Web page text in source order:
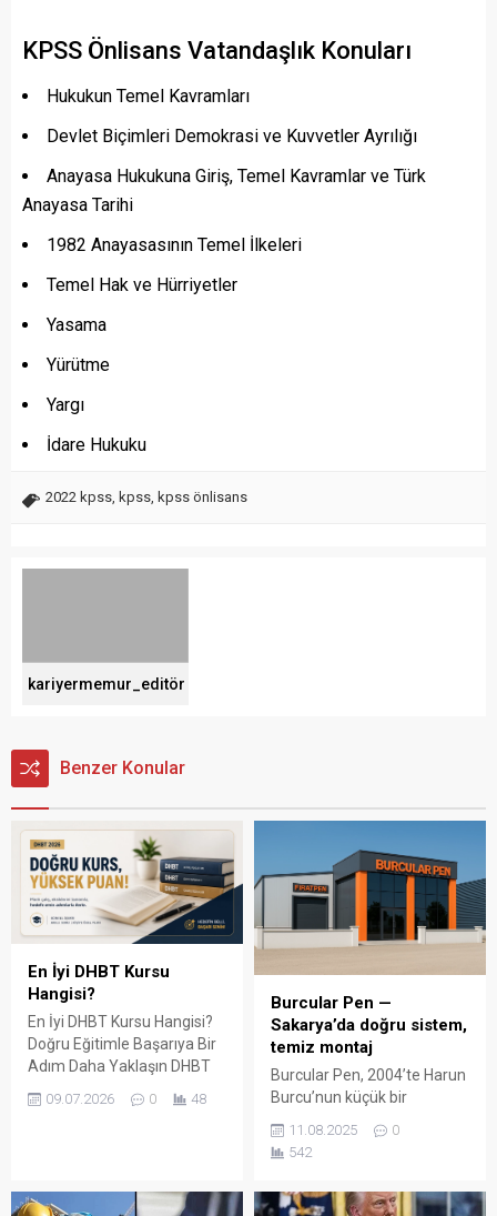
KPSS Önlisans Vatandaşlık Konuları
Hukukun Temel Kavramları
Devlet Biçimleri Demokrasi ve Kuvvetler Ayrılığı
Anayasa Hukukuna Giriş, Temel Kavramlar ve Türk
Anayasa Tarihi
1982 Anayasasının Temel İlkeleri
Temel Hak ve Hürriyetler
Yasama
Yürütme
Yargı
İdare Hukuku
2022 kpss, kpss, kpss önlisans
kariyermemur_editör
Benzer Konular
En İyi DHBT Kursu
Hangisi?
En İyi DHBT Kursu Hangisi?
Doğru Eğitimle Başarıya Bir
Adım Daha Yaklaşın DHBT
(Din Hizmetleri Alan Bilgisi
Testi), Diyanet İşleri
Her yıl binlerce aday bu
09.07.2026 0 48
Burcular Pen —
Sakarya’da doğru sistem,
temiz montaj
Burcular Pen, 2004’te Harun
Burcu’nun küçük bir
başladı; bugün Serdivan’daki
147 m² showroomu ve 750
Sakarya ve çevre ilçelerde
11.08.2025
0
542